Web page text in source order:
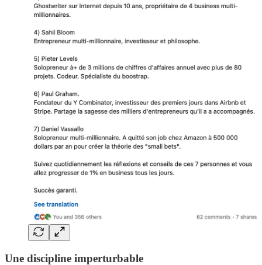
Une discipline imperturbable